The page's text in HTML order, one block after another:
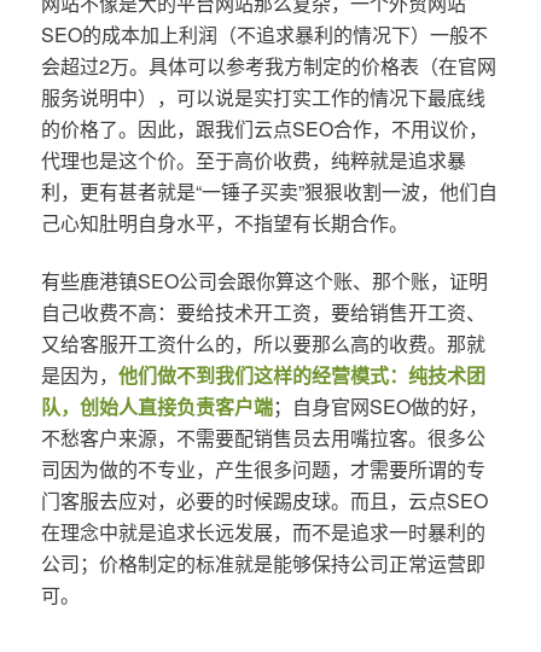
SEO的成本加上利润（不追求暴利的情况下）一般不
会超过2万。具体可以参考我方制定的价格表（在官网
服务说明中），可以说是实打实工作的情况下最底线
的价格了。因此，跟我们云点SEO合作，不用议价，
代理也是这个价。至于高价收费，纯粹就是追求暴
利，更有甚者就是“一锤子买卖”狠狠收割一波，他们自
己心知肚明自身水平，不指望有长期合作。
有些鹿港镇SEO公司会跟你算这个账、那个账，证明
自己收费不高：要给技术开工资，要给销售开工资、
又给客服开工资什么的，所以要那么高的收费。那就
是因为， 他们做不到我们这样的经营模式：纯技术团
队，创始人直接负责客户端；自身官网SEO做的好，
不愁客户来源，不需要配销售员去用嘴拉客。很多公
司因为做的不专业，产生很多问题，才需要所谓的专
门客服去应对，必要的时候踢皮球。而且，云点SEO
在理念中就是追求长远发展，而不是追求一时暴利的
公司；价格制定的标准就是能够保持公司正常运营即
可。